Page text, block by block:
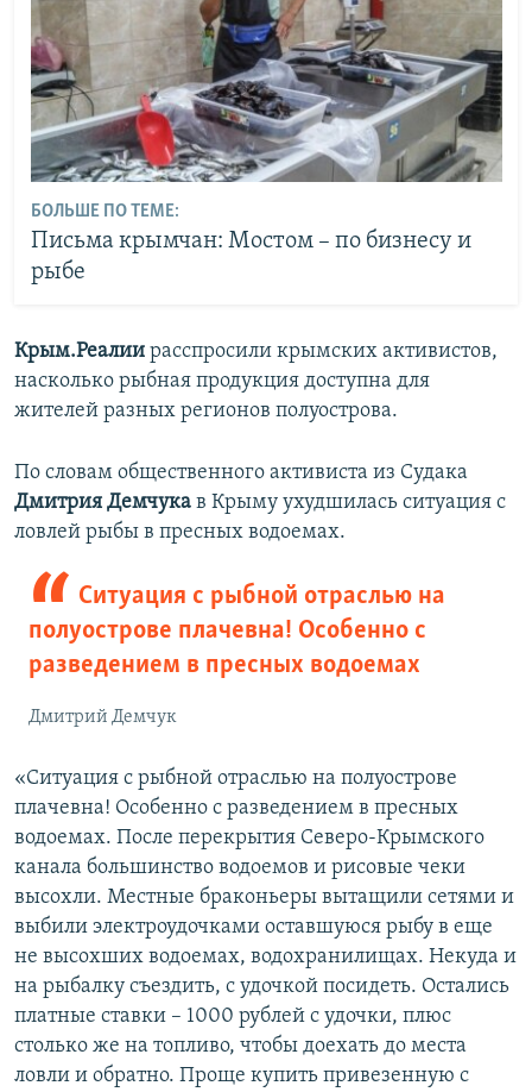
БОЛЬШЕ ПО ТЕМЕ:
Письма крымчан: Мостом – по бизнесу и
рыбе
Крым.Реалии расспросили крымских активистов,
насколько рыбная продукция доступна для
жителей разных регионов полуострова.
По словам общественного активиста из Судака
Дмитрия Демчука в Крыму ухудшилась ситуация с
ловлей рыбы в пресных водоемах.
Ситуация с рыбной отраслью на
полуострове плачевна! Особенно с
разведением в пресных водоемах
Дмитрий Демчук
«Ситуация с рыбной отраслью на полуострове
плачевна! Особенно с разведением в пресных
водоемах. После перекрытия Северо-Крымского
канала большинство водоемов и рисовые чеки
высохли. Местные браконьеры вытащили сетями и
выбили электроудочками оставшуюся рыбу в еще
не высохших водоемах, водохранилищах. Некуда и
на рыбалку съездить, с удочкой посидеть. Остались
платные ставки – 1000 рублей с удочки, плюс
столько же на топливо, чтобы доехать до места
ловли и обратно. Проще купить привезенную с